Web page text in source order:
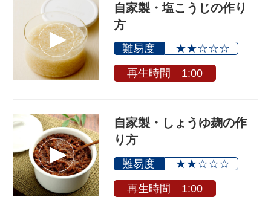
自家製・塩こうじの作り
方
難易度 ★★☆☆☆
再生時間 1:00
自家製・しょうゆ麹の作
り方
難易度 ★★☆☆☆
再生時間 1:00